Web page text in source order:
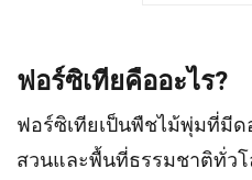
ฟอร์ซิเทียคืออะไร?
ฟอร์ซิเทียเป็นพืชไม้พุ่มที่มีด
สวนและพื้นที่ธรรมชาติทั่ว